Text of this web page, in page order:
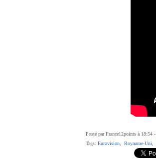
Posté par France12points à 18:54 -
Tags: Eurovision Royaume-Uni